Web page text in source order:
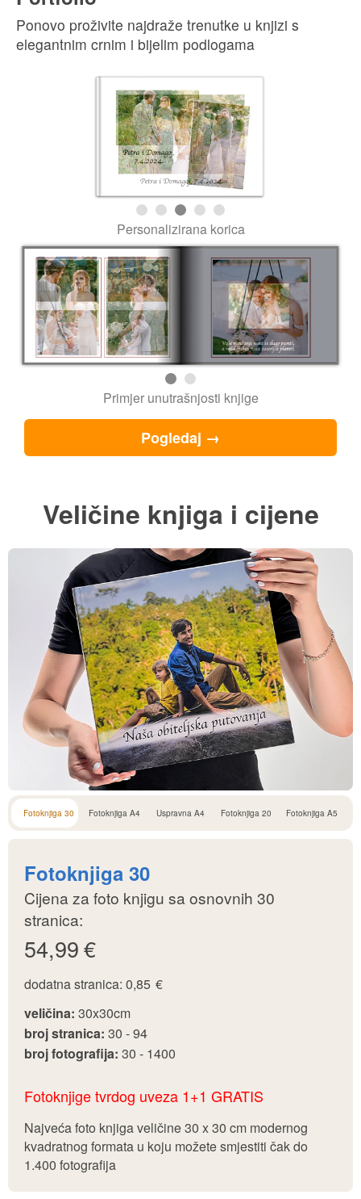
Personalizirana korica
Primjer unutrašnjosti knjige
Pogledaj →
Veličine knjiga i cijene
Fotoknjiga 30 Fotoknjiga A4 Uspravna A4 Fotoknjiga 20 Fotoknjiga A5
Fotoknjiga 30
Cijena za foto knjigu sa osnovnih 30
stranica:
54,99€
dodatna stranica: 0,85 €
veličina:30x30cm
broj stranica:30 - 94
broj fotografija:30 - 1400
Fotoknjige tvrdog uveza 1+1 GRATIS
kvadratnog formata u koju možete smjestiti čak do
1.400 fotografija
Izradi fotoknjigu
Foto knjige u tvrdom uvezu - Premium